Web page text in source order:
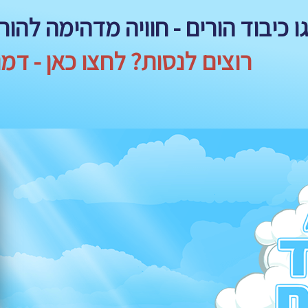
כיבוד הורים - חוויה מדהימה
רוצים לנסות? לחצו כאן -